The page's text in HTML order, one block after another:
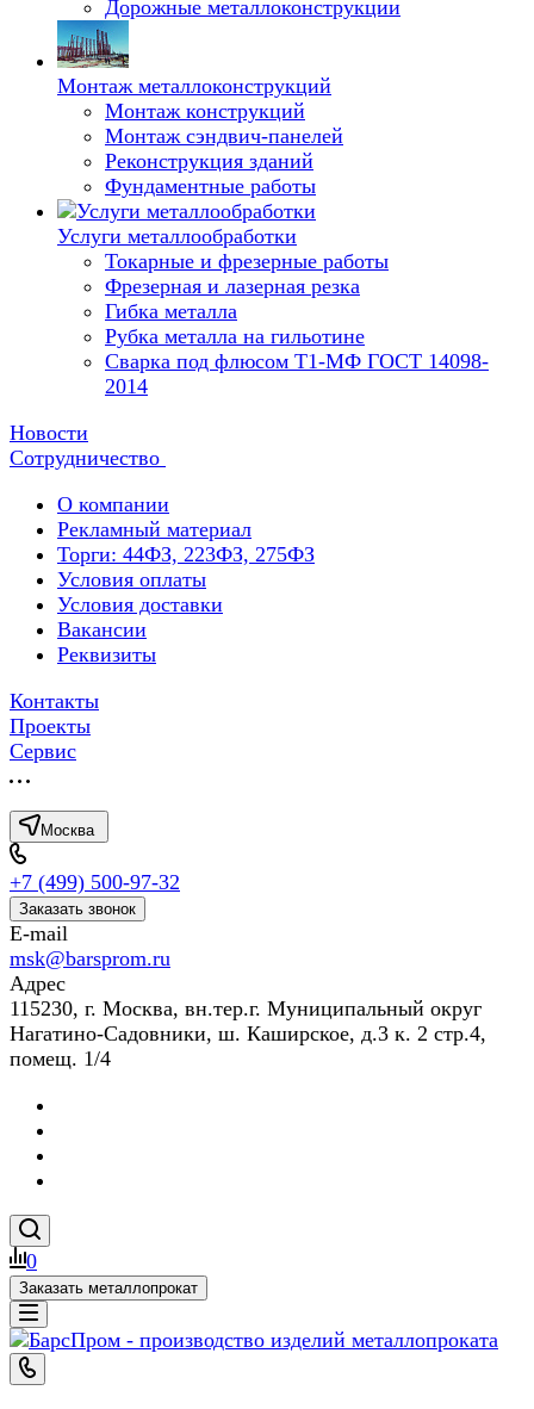
Дорожные металлоконструкции
Монтаж металлоконструкций
Монтаж конструкций
Монтаж сэндвич-панелей
Реконструкция зданий
Фундаментные работы
Услуги металлообработки
Токарные и фрезерные работы
Фрезерная и лазерная резка
Гибка металла
Рубка металла на гильотине
Сварка под флюсом Т1-МФ ГОСТ 14098-
2014
Новости
Сотрудничество
О компании
Рекламный материал
Торги: 44ФЗ, 223ФЗ, 275ФЗ
Условия оплаты
Условия доставки
Вакансии
Реквизиты
Контакты
Проекты
Сервис
Москва
+7 (499) 500-97-32
Заказать звонок
E-mail
msk@barsprom.ru
Адрес
115230, г. Москва, вн.тер.г. Муниципальный округ
Нагатино-Садовники, ш. Каширское, д.3 к. 2 стр.4,
помещ. 1/4
0
Заказать металлопрокат